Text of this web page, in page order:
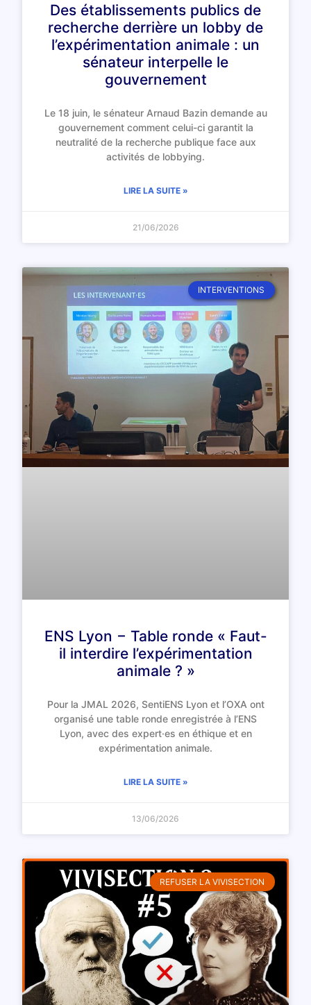
Des établissements publics de
recherche derrière un lobby de
l’expérimentation animale : un
sénateur interpelle le
gouvernement
Le 18 juin, le sénateur Arnaud Bazin demande au
gouvernement comment celui-ci garantit la
neutralité de la recherche publique face aux
activités de lobbying.
LIRE LA SUITE »
21/06/2026
INTERVENTIONS
ENS Lyon − Table ronde « Faut-
il interdire l’expérimentation
animale ? »
Pour la JMAL 2026, SentiENS Lyon et l’OXA ont
organisé une table ronde enregistrée à l’ENS
Lyon, avec des expert·es en éthique et en
expérimentation animale.
LIRE LA SUITE »
13/06/2026
REFUSER LA VIVISECTION